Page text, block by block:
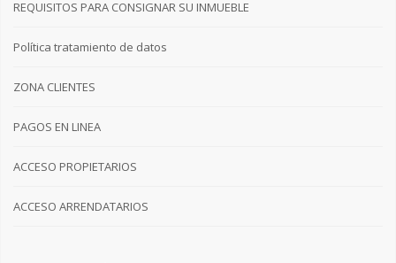
REQUISITOS PARA CONSIGNAR SU INMUEBLE
Política tratamiento de datos
ZONA CLIENTES
PAGOS EN LINEA
ACCESO PROPIETARIOS
ACCESO ARRENDATARIOS